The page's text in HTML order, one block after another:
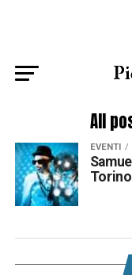
All
EVENTI